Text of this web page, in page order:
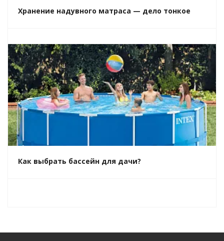
Хранение надувного матраса — дело тонкое
Как выбрать бассейн для дачи?